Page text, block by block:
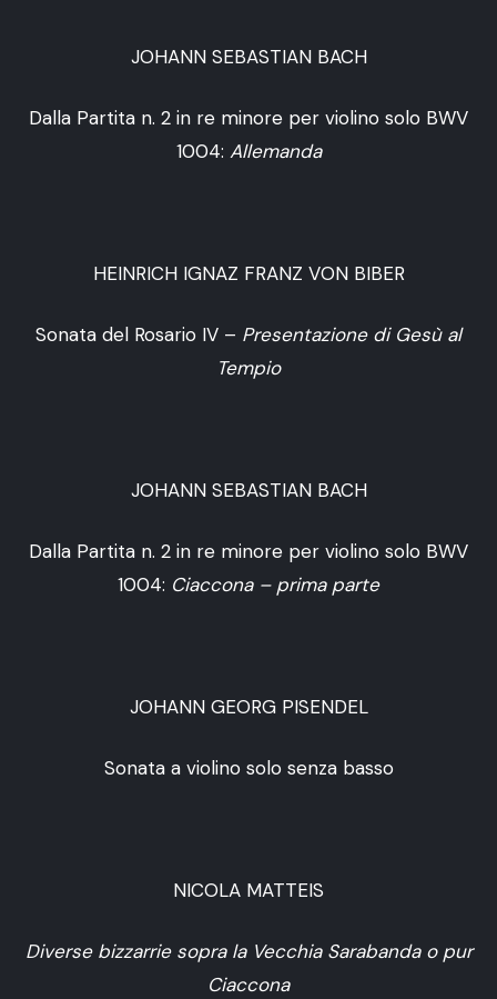
JOHANN SEBASTIAN BACH
Dalla Partita n. 2 in re minore per violino solo BWV
1004: Allemanda
HEINRICH IGNAZ FRANZ VON BIBER
Sonata del Rosario IV – Presentazione di Gesù al
Tempio
JOHANN SEBASTIAN BACH
Dalla Partita n. 2 in re minore per violino solo BWV
1004: Ciaccona – prima parte
JOHANN GEORG PISENDEL
Sonata a violino solo senza basso
NICOLA MATTEIS
Diverse bizzarrie sopra la Vecchia Sarabanda o pur
Ciaccona